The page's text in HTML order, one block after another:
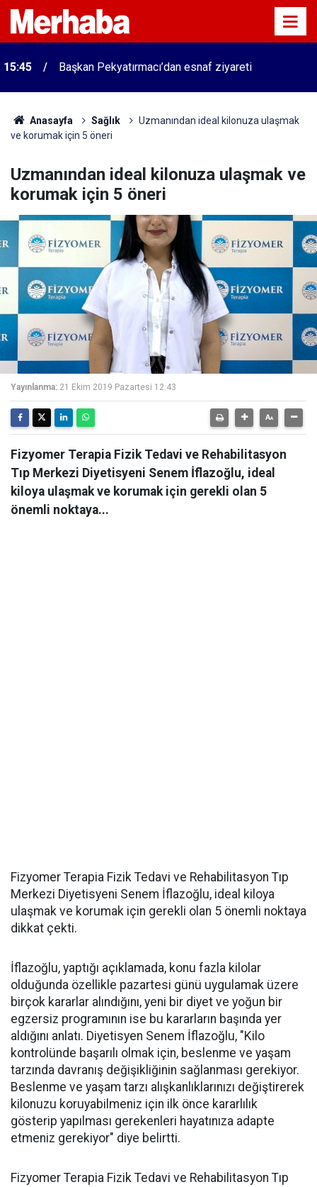
15:45 Başkan Pekyatırmacı’dan esnaf ziyareti
Anasayfa Sağlık
Uzmanından ideal kilonuza ulaşmak
ve korumak için 5 öneri
Uzmanından ideal kilonuza ulaşmak ve
korumak için 5 öneri
Yayınlanma: 21 Ekim 2019 Pazartesi 12:43
Fizyomer Terapia Fizik Tedavi ve Rehabilitasyon
Tıp Merkezi Diyetisyeni Senem İflazoğlu, ideal
kiloya ulaşmak ve korumak için gerekli olan 5
önemli noktaya...
Fizyomer Terapia Fizik Tedavi ve Rehabilitasyon Tıp
Merkezi Diyetisyeni Senem İflazoğlu, ideal kiloya
ulaşmak ve korumak için gerekli olan 5 önemli noktaya
dikkat çekti.
İflazoğlu, yaptığı açıklamada, konu fazla kilolar
olduğunda özellikle pazartesi günü uygulamak üzere
birçok kararlar alındığını, yeni bir diyet ve yoğun bir
egzersiz programının ise bu kararların başında yer
aldığını anlatı. Diyetisyen Senem İflazoğlu, "Kilo
kontrolünde başarılı olmak için, beslenme ve yaşam
tarzında davranış değişikliğinin sağlanması gerekiyor.
Beslenme ve yaşam tarzı alışkanlıklarınızı değiştirerek
kilonuzu koruyabilmeniz için ilk önce kararlılık
gösterip yapılması gerekenleri hayatınıza adapte
etmeniz gerekiyor" diye belirtti.
Fizyomer Terapia Fizik Tedavi ve Rehabilitasyon Tıp